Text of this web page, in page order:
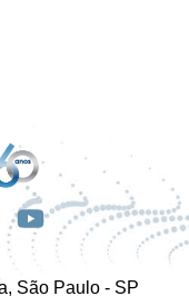
São Paulo - SP